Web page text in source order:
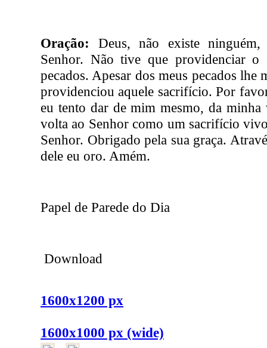
Oração: Deus, não existe
Senhor. Não tive que providenciar o
pecados. Apesar dos meus pecados lhe
providenciou aquele sacrifício. Por
eu tento dar de mim mesmo, da
volta ao Senhor como um sacrifício
Senhor. Obrigado pela sua graça.
dele eu oro. Amém.
Papel de Parede do Dia
Download
1600x1200 px
1600x1000 px (wide)